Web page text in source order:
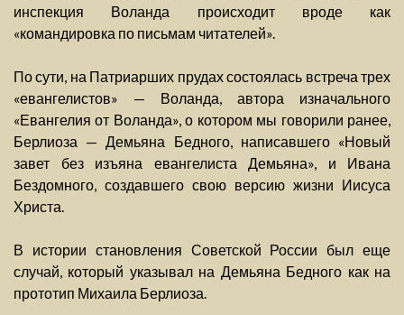
инспекция Воланда происходит вроде как
«командировка по письмам читателей».
По сути, на Патриарших прудах состоялась встреча трех
«евангелистов» — Воланда, автора изначального
«Евангелия от Воланда», о котором мы говорили ранее,
Берлиоза — Демьяна Бедного, написавшего «Новый
завет без изъяна евангелиста Демьяна», и Ивана
Бездомного, создавшего свою версию жизни Иисуса
Христа.
В истории становления Советской России был еще
случай, который указывал на Демьяна Бедного как на
прототип Михаила Берлиоза.